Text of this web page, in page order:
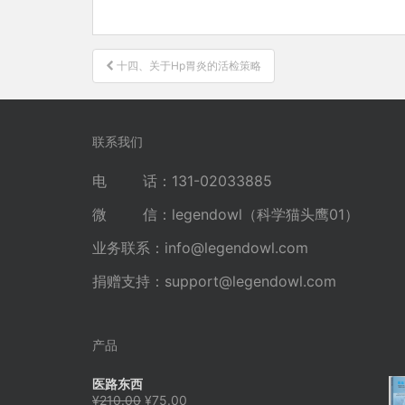
文
章
导
十四、关于Hp胃炎的活检策略
联系我们
电 话：131-02033885
微 信：legendowl（科学猫头鹰01）
业务联系： info@legendowl.com
捐赠支持： support@legendowl.com
产品
医路东西
¥210.00 原
¥75.00